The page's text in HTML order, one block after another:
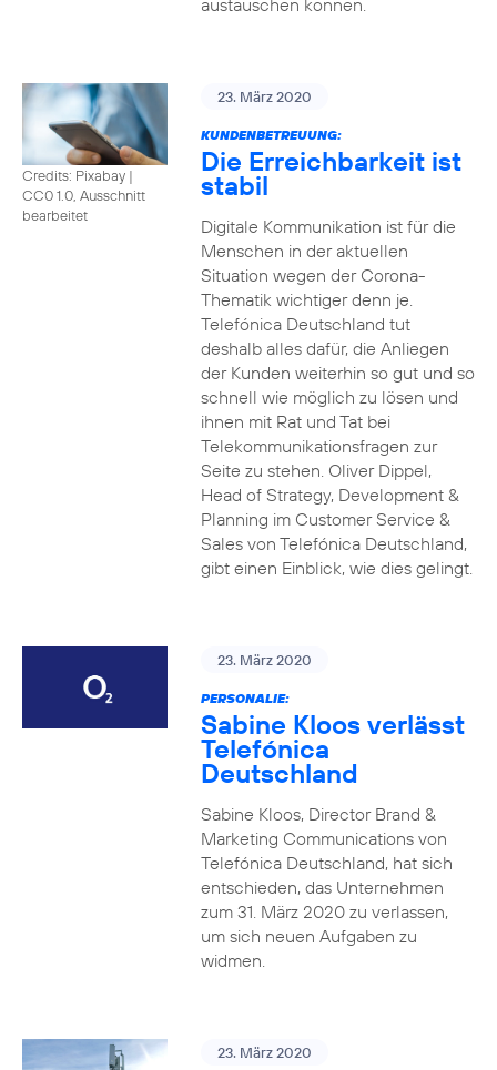
austauschen können.
Credits: Pixabay |
CC0 1.0, Ausschnitt
bearbeitet
23. März 2020
KUNDENBETREUUNG:
Die Erreichbarkeit ist
stabil
Digitale Kommunikation ist für die
Menschen in der aktuellen
Situation wegen der Corona-
Thematik wichtiger denn je.
Telefónica Deutschland tut
deshalb alles dafür, die Anliegen
der Kunden weiterhin so gut und so
schnell wie möglich zu lösen und
ihnen mit Rat und Tat bei
Telekommunikationsfragen zur
Seite zu stehen. Oliver Dippel,
Head of Strategy, Development &
Planning im Customer Service &
Sales von Telefónica Deutschland,
gibt einen Einblick, wie dies gelingt.
23. März 2020
PERSONALIE:
Sabine Kloos verlässt
Telefónica
Deutschland
Sabine Kloos, Director Brand &
Marketing Communications von
Telefónica Deutschland, hat sich
entschieden, das Unternehmen
zum 31. März 2020 zu verlassen,
um sich neuen Aufgaben zu
widmen.
23. März 2020